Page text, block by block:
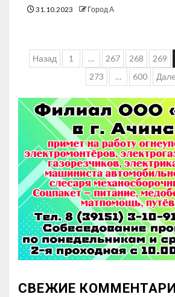
31.10.2023 Город А
Назад 1 … 267 268 269
273
… 600
СВЕЖИЕ